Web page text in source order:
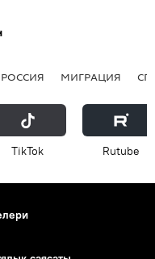
РОССИЯ МИГРАЦИЯ
ТikТоk Rutube